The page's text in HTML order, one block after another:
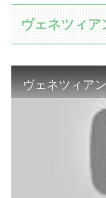
ヴェネツィア
ヴェネツィア